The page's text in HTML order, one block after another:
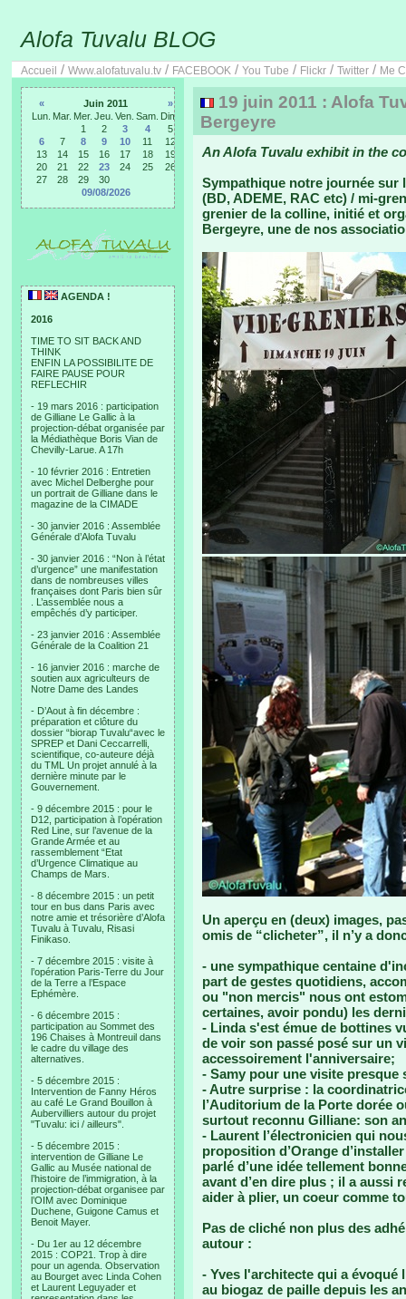
Alofa Tuvalu BLOG
Accueil / Www.alofatuvalu.tv / FACEBOOK / You Tube / Flickr / Twitter / Me
« Juin 2011
»
Lun. Mar. Mer. Jeu. Ven. Sam. Dim.
1
2 3 4
5
6
7 8 9 10 11
12
13
14 15 16 17 18
19
20
21 22 23 24 25
26
27
28 29
30
09/08/2026
AGENDA !
2016
TIME TO SIT BACK AND
THINK
ENFIN LA POSSIBILITE DE
FAIRE PAUSE POUR
REFLECHIR
- 19 mars 2016 : participation
de Gilliane Le Gallic à la
projection-débat organisée par
la Médiathèque Boris Vian de
Chevilly-Larue. A 17h
- 10 février 2016 : Entretien
avec Michel Delberghe pour
un portrait de Gilliane dans le
magazine de la CIMADE
- 30 janvier 2016 : Assemblée
Générale d’Alofa Tuvalu
- 30 janvier 2016 : “Non à l’état
d’urgence” une manifestation
dans de nombreuses villes
françaises dont Paris bien sûr
. L’assemblée nous a
empêchés d’y participer.
- 23 janvier 2016 : Assemblée
Générale de la Coalition 21
- 16 janvier 2016 : marche de
soutien aux agriculteurs de
Notre Dame des Landes
- D’Aout à fin décembre :
préparation et clôture du
dossier “biorap Tuvalu“avec le
SPREP et Dani Ceccarrelli,
scientifique, co-auteure déjà
du TML Un projet annulé à la
dernière minute par le
Gouvernement.
- 9 décembre 2015 : pour le
D12, participation à l’opération
Red Line, sur l’avenue de la
Grande Armée et au
rassemblement “Etat
d’Urgence Climatique au
Champs de Mars.
- 8 décembre 2015 : un petit
tour en bus dans Paris avec
notre amie et trésorière d’Alofa
Tuvalu à Tuvalu, Risasi
Finikaso.
- 7 décembre 2015 : visite à
l’opération Paris-Terre du Jour
de la Terre a l’Espace
Ephémère.
- 6 décembre 2015 :
participation au Sommet des
196 Chaises à Montreuil dans
le cadre du village des
alternatives.
- 5 décembre 2015 :
Intervention de Fanny Héros
au café Le Grand Bouillon à
Aubervilliers autour du projet
"Tuvalu: ici / ailleurs".
- 5 décembre 2015 :
intervention de Gilliane Le
Gallic au Musée national de
l’histoire de l’immigration, à la
projection-débat organisee par
l’OIM avec Dominique
Duchene, Guigone Camus et
Benoit Mayer.
- Du 1er au 12 décembre
2015 : COP21. Trop à dire
pour un agenda. Observation
au Bourget avec Linda Cohen
et Laurent Leguyader et
19 juin 2011 : Alofa
Bergeyre
An Alofa Tuvalu exhibit in the
Sympathique notre journée sur
(BD, ADEME, RAC etc) / mi-
grenier de la colline, initié et
Bergeyre, une de nos
Un aperçu en (deux) images,
omis de “clicheter”, il n’y a
- une sympathique centaine
part de gestes quotidiens,
ou "non mercis" nous ont
certaines, avoir pondu) les
- Linda s'est émue de bottines
de voir son passé posé sur un
accessoirement l'anniversaire;
- Samy pour une visite presque
- Autre surprise : la
l’Auditorium de la Porte dorée
surtout reconnu Gilliane: son
- Laurent l’électronicien qui
proposition d’Orange
parlé d’une idée tellement
avant d’en dire plus ; il a aussi
aider à plier, un coeur comme
Pas de cliché non plus des
autour :
- Yves l'architecte qui a évoqué
au biogaz de paille depuis les